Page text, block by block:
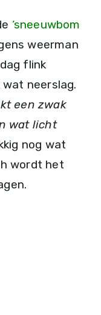
‘sneeuwbom
weerman
flink
neerslag.
een zwak
wat licht
nog wat
wordt het